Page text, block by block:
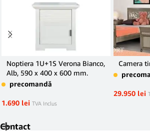
Noptiera 1U+1S Verona Bianco,
Alb, 590 x 400 x 600 mm.
precomandă
1.690 lei TVA Inclus
Camera
29.950 lei
Contact